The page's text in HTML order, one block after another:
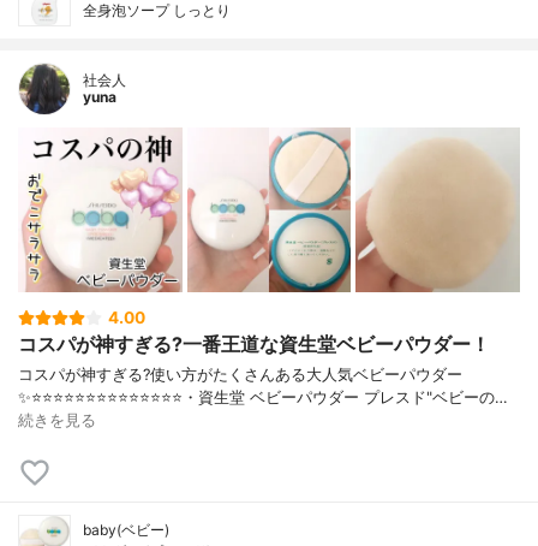
全身泡ソープ しっとり
社会人
yuna
4.00
コスパが神すぎる?一番王道な資生堂ベビーパウダー！
コスパが神すぎる?使い方がたくさんある大人気ベビーパウダー
✨⭐️⭐️⭐️⭐️⭐️⭐️⭐️⭐️⭐️⭐️⭐️⭐️⭐️⭐️・資生堂 ベビーパウダー プレスド"ベビーの…
続きを見る
baby(ベビー)